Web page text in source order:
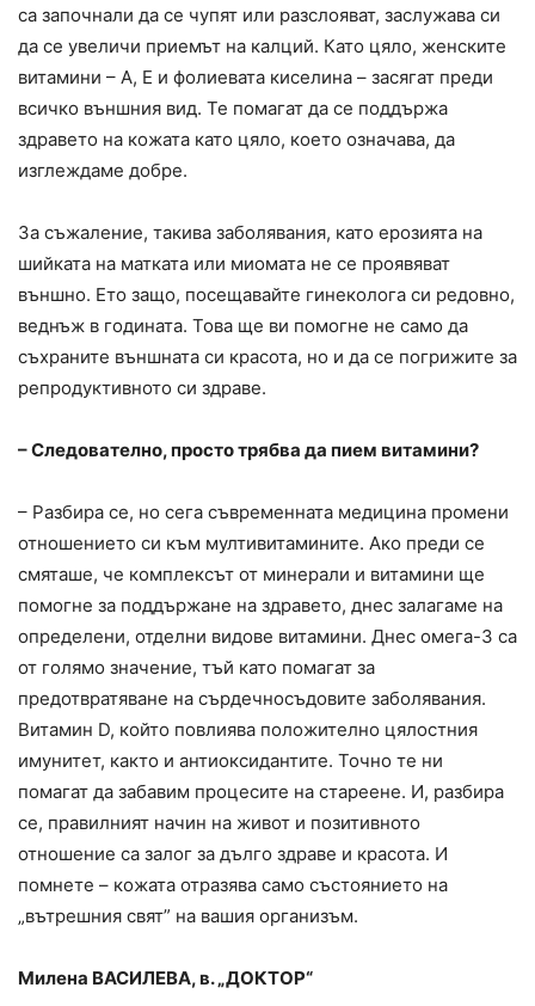
са започнали да се чупят или разслояват, заслужава си
да се увеличи приемът на калций. Като цяло, женските
витамини – А, Е и фолиевата киселина – засягат преди
всичко външния вид. Те помагат да се поддържа
здравето на кожата като цяло, което означава, да
изглеждаме добре.
За съжаление, такива заболявания, като ерозията на
шийката на матката или миомата не се проявяват
външно. Ето защо, посещавайте гинеколога си редовно,
веднъж в годината. Това ще ви помогне не само да
съхраните външната си красота, но и да се погрижите за
репродуктивното си здраве.
– Следователно, просто трябва да пием витамини?
– Разбира се, но сега съвременната медицина промени
отношението си към мултивитамините. Ако преди се
смяташе, че комплексът от минерали и витамини ще
помогне за поддържане на здравето, днес залагаме на
определени, отделни видове витамини. Днес омега-3 са
от голямо значение, тъй като помагат за
предотвратяване на сърдечносъдовите заболявания.
Витамин D, който повлиява положително цялостния
имунитет, както и антиоксидантите. Точно те ни
помагат да забавим процесите на стареене. И, разбира
се, правилният начин на живот и позитивното
отношение са залог за дълго здраве и красота. И
помнете – кожата отразява само състоянието на
„вътрешния свят” на вашия организъм.
Милена ВАСИЛЕВА, в. „ДОКТОР“